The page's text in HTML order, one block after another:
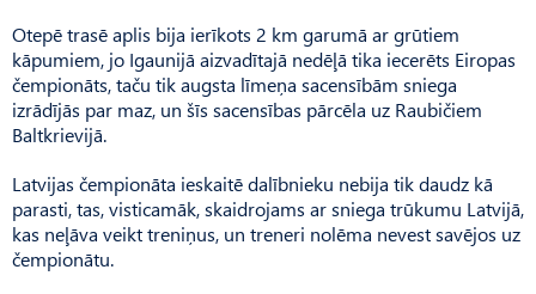
Otepē trasē aplis bija ierīkots 2 km garumā ar grūtiem
kāpumiem, jo Igaunijā aizvadītajā nedēļā tika iecerēts Eiropas
čempionāts, taču tik augsta līmeņa sacensībām sniega
izrādījās par maz, un šīs sacensības pārcēla uz Raubičiem
Baltkrievijā.
Latvijas čempionāta ieskaitē dalībnieku nebija tik daudz kā
parasti, tas, visticamāk, skaidrojams ar sniega trūkumu Latvijā,
kas neļāva veikt treniņus, un treneri nolēma nevest savējos uz
čempionātu.